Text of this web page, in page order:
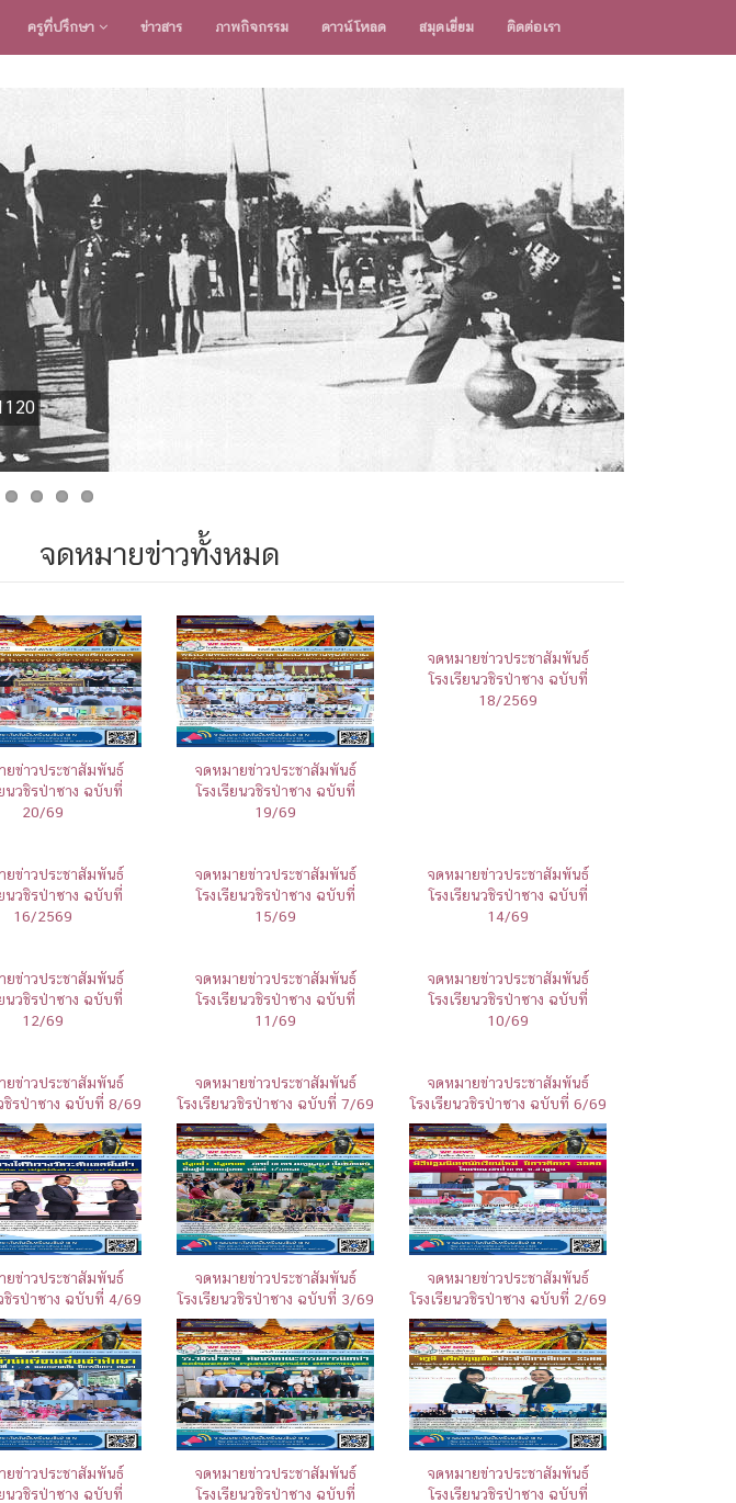
ครูที่ปรึกษา ข่าวสาร ภาพกิจกรรม ดาวน์โหลด สมุดเยี่ยม ติดต่อเรา
จดหมายข่าวทั้งหมด
ยข่าวประชาสัมพันธ์
ยนวชิรป่าซาง ฉบับที่
20/69
จดหมายข่าวประชาสัมพันธ์
โรงเรียนวชิรป่าซาง ฉบับที่
19/69
จดหมายข่าวประชาสัมพันธ์
โรงเรียนวชิรป่าซาง ฉบับที่
18/2569
ยข่าวประชาสัมพันธ์
ยนวชิรป่าซาง ฉบับที่
16/2569
จดหมายข่าวประชาสัมพันธ์
โรงเรียนวชิรป่าซาง ฉบับที่
15/69
จดหมายข่าวประชาสัมพันธ์
โรงเรียนวชิรป่าซาง ฉบับที่
14/69
ยข่าวประชาสัมพันธ์
ยนวชิรป่าซาง ฉบับที่
12/69
จดหมายข่าวประชาสัมพันธ์
โรงเรียนวชิรป่าซาง ฉบับที่
11/69
จดหมายข่าวประชาสัมพันธ์
โรงเรียนวชิรป่าซาง ฉบับที่
10/69
ยข่าวประชาสัมพันธ์
ชิรป่าซาง ฉบับที่ 8/69
จดหมายข่าวประชาสัมพันธ์
โรงเรียนวชิรป่าซาง ฉบับที่ 7/69
จดหมายข่าวประชาสัมพันธ์
โรงเรียนวชิรป่าซาง ฉบับที่ 6/69
ยข่าวประชาสัมพันธ์
ชิรป่าซาง ฉบับที่ 4/69
จดหมายข่าวประชาสัมพันธ์
โรงเรียนวชิรป่าซาง ฉบับที่ 3/69
จดหมายข่าวประชาสัมพันธ์
โรงเรียนวชิรป่าซาง ฉบับที่ 2/69
ยข่าวประชาสัมพันธ์
ยนวชิรป่าซาง ฉบับที่
จดหมายข่าวประชาสัมพันธ์
โรงเรียนวชิรป่าซาง ฉบับที่
จดหมายข่าวประชาสัมพันธ์
โรงเรียนวชิรป่าซาง ฉบับที่